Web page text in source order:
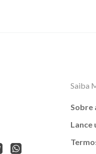
Saiba
Sobre
Lance